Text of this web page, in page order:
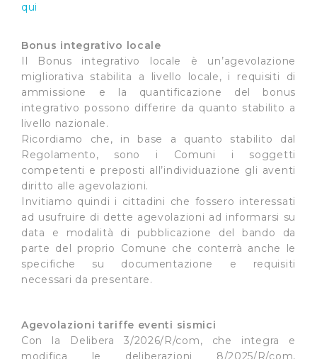
qui
Bonus integrativo locale
Il Bonus integrativo locale è un’agevolazione
migliorativa stabilita a livello locale, i requisiti di
ammissione e la quantificazione del bonus
integrativo possono differire da quanto stabilito a
livello nazionale.
Ricordiamo che, in base a quanto stabilito dal
Regolamento, sono i Comuni i soggetti
competenti e preposti all’individuazione gli aventi
diritto alle agevolazioni.
Invitiamo quindi i cittadini che fossero interessati
ad usufruire di dette agevolazioni ad informarsi su
data e modalità di pubblicazione del bando da
parte del proprio Comune che conterrà anche le
specifiche su documentazione e requisiti
necessari da presentare.
Agevolazioni tariffe eventi sismici
Con la Delibera 3/2026/R/com, che integra e
modifica le deliberazioni 8/2025/R/com,